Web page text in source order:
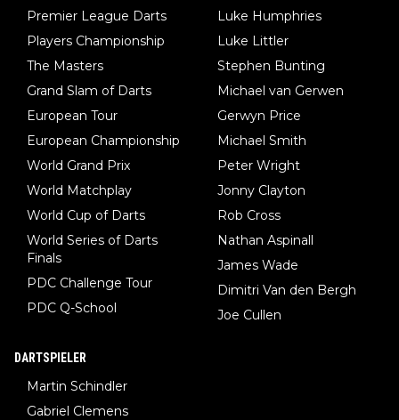
Premier League Darts
Players Championship
The Masters
Grand Slam of Darts
European Tour
European Championship
World Grand Prix
World Matchplay
World Cup of Darts
World Series of Darts
Finals
PDC Challenge Tour
PDC Q-School
Luke Humphries
Luke Littler
Stephen Bunting
Michael van Gerwen
Gerwyn Price
Michael Smith
Peter Wright
Jonny Clayton
Rob Cross
Nathan Aspinall
James Wade
Dimitri Van den Bergh
Joe Cullen
DARTSPIELER
Martin Schindler
Gabriel Clemens